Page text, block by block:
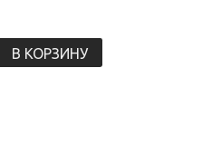
В КОРЗИНУ